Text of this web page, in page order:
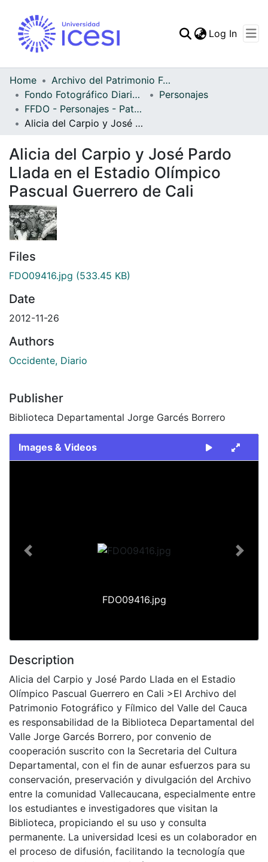
Statistics
Log In
Home
Archivo del Patrimonio Fotográfico y Fílmico del Valle del Cauca
Fondo Fotográfico Diario Occidente
Personajes
FFDO - Personajes - Patrimonial
Alicia del Carpio y José Pardo Llada en el Estadio Olímpico Pascual Guerrero de Cali
Alicia del Carpio y José Pardo
Llada en el Estadio Olímpico
Pascual Guerrero de Cali
Files
FDO09416.jpg (533.45 KB)
Date
2012-11-26
Authors
Occidente, Diario
Publisher
Biblioteca Departamental Jorge Garcés Borrero
Images & Videos
FDO09416.jpg
Previous Next
Description
Alicia del Carpio y José Pardo Llada en el Estadio
Olímpico Pascual Guerrero en Cali >El Archivo del
Patrimonio Fotográfico y Fílmico del Valle del Cauca
es responsabilidad de la Biblioteca Departamental del
Valle Jorge Garcés Borrero, por convenio de
cooperación suscrito con la Secretaria del Cultura
Departamental, con el fin de aunar esfuerzos para su
conservación, preservación y divulgación del Archivo
entre la comunidad Vallecaucana, especialmente entre
los estudiantes e investigadores que visitan la
Biblioteca, propiciando el su uso y consulta
permanente. La universidad Icesi es un colaborador en
el proceso de difusión, facilitando la tecnología que